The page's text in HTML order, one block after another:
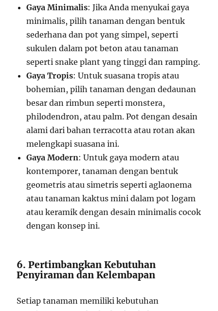
Gaya Minimalis: Jika Anda menyukai gaya
minimalis, pilih tanaman dengan bentuk
sederhana dan pot yang simpel, seperti
sukulen dalam pot beton atau tanaman
seperti snake plant yang tinggi dan ramping.
Gaya Tropis: Untuk suasana tropis atau
bohemian, pilih tanaman dengan dedaunan
besar dan rimbun seperti monstera,
philodendron, atau palm. Pot dengan desain
alami dari bahan terracotta atau rotan akan
melengkapi suasana ini.
Gaya Modern: Untuk gaya modern atau
kontemporer, tanaman dengan bentuk
geometris atau simetris seperti aglaonema
atau tanaman kaktus mini dalam pot logam
atau keramik dengan desain minimalis cocok
dengan konsep ini.
6. Pertimbangkan Kebutuhan
Penyiraman dan Kelembapan
Setiap tanaman memiliki kebutuhan